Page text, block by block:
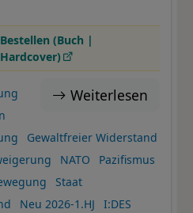
Bestellen (Buch |
Hardcover)
Weiterlesen
Gewaltfreier Widerstand
NATO
Pazifismus
Staat
Neu 2026-1.HJ
I:DES